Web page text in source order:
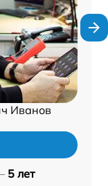
Иванов
5 лет